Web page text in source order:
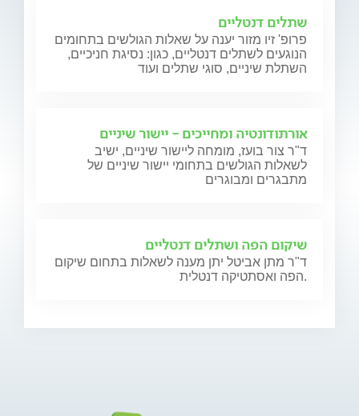
שתלים דנטליים
פרופ' זיו מזור יענה על שאלות הגולשים בתחומים
הנוגעים לשתלים דנטליים, כגון: נסיגת חניכיים,
השתלת שיניים, סוגי שתלים ועוד
אורתודונטיה ומחייכים - יישור שיניים
ד"ר צור בועז, מומחה ליישור שיניים, ישיב
לשאלות הגולשים בתחומי יישור שיניים של
מתבגרים ומבוגרים
שיקום הפה ושתלים דנטליים
ד"ר מתן אביטל יתן מענה לשאלות בתחום שיקום
הפה ואסתטיקה דנטלית.